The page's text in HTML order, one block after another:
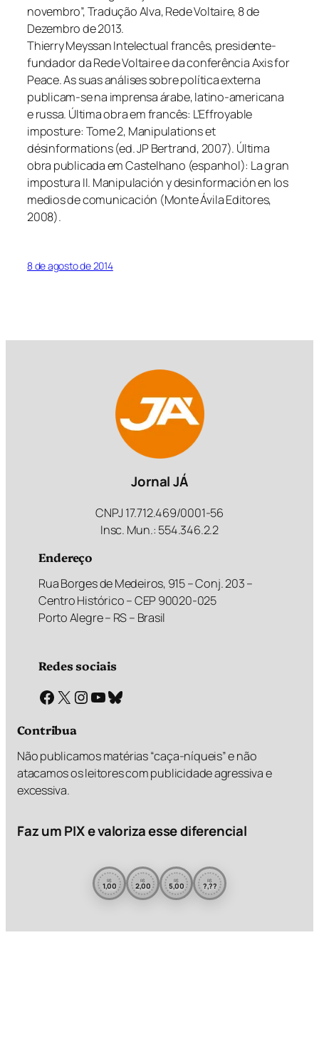
novembro”, Tradução Alva, Rede Voltaire, 8 de
Dezembro de 2013.
Thierry Meyssan Intelectual francês, presidente-
fundador da Rede Voltaire e da conferência Axis for
Peace. As suas análises sobre política externa
publicam-se na imprensa árabe, latino-americana
e russa. Última obra em francês: L’Effroyable
imposture: Tome 2, Manipulations et
désinformations (ed. JP Bertrand, 2007). Última
obra publicada em Castelhano (espanhol): La gran
impostura II. Manipulación y desinformación en los
medios de comunicación (Monte Ávila Editores,
2008).
8 de agosto de 2014
Jornal JÁ
CNPJ 17.712.469/0001-56
Insc. Mun.: 554.346.2.2
Endereço
Rua Borges de Medeiros, 915 – Conj. 203 –
Centro Histórico – CEP 90020-025
Porto Alegre – RS – Brasil
Redes sociais
Facebook X Instagram Youtube Bluesky
Contribua
Não publicamos matérias “caça-níqueis” e não
atacamos os leitores com publicidade agressiva e
excessiva.
Faz um PIX e valoriza esse diferencial
R$
1,00 R$
2,00 R$
5,00 R$
?,??